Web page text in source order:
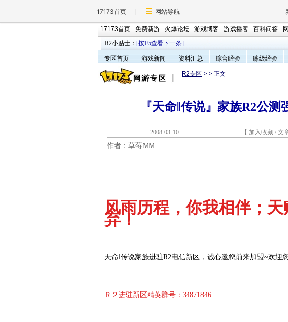
17173首页 网站导航
17173首页 - 免费新游 - 火爆论坛 - 游戏博客 - 游戏播客 - 百科问答 -
R2小贴士： [按F5查看下一条]
专区首页 游戏新闻 资料汇总 综合经验 练级经验
R2专区 > > 正文
『天命‖传说』家族R2公测
2008-03-10 【 加入收藏 / 文
作者：草莓MM
风雨历程，你我相伴；
弃！
天命‖传说家族进驻R2电信新区，诚心邀您前来加盟~欢迎
Ｒ２进驻新区精英群号： 34871846